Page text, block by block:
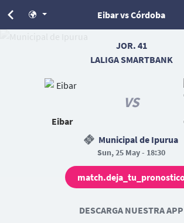
Eibar vs Córdoba
JOR. 41
LALIGA SMARTBANK
Eibar
VS
Municipal de Ipurua
Sun, 25 May - 18:30
DESCARGA NUESTRA APP